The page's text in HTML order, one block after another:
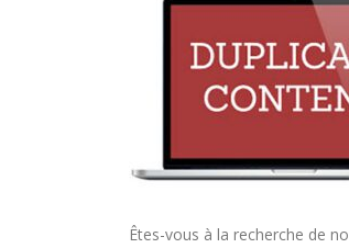
Êtes-vous à la recherche de